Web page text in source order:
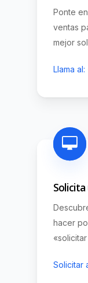
Ponte
ventas
mejor
Llama
hacer
Solicitar